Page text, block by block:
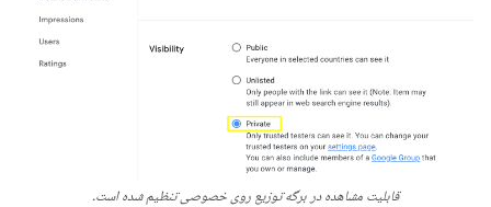
قابلیت مشاهده در برگه توزیع روی خصوصی تنظیم شده است.